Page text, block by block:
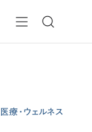
医療・ウェルネス